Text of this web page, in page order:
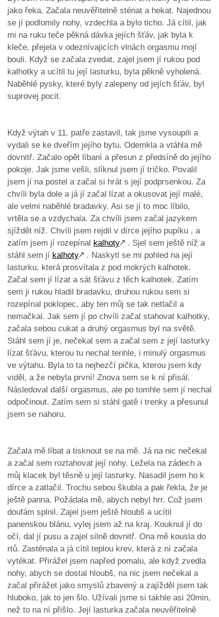
jako řeka. Začala neuvěřitelně sténat a hekat. Najednou
se jí podlomily nohy, vzdechla a bylo ticho. Já cítil, jak
mi na ruku teče pěkná dávka jejích šťáv, jak byla k
kleče, přejela v odeznívajicích vlnách orgasmu mojí
bouli. Když se začala zvedat, zajel jsem jí rukou pod
kalhotky a ucítil tu její lasturku, byla pěkně vyholená.
Naběhlé pysky, které byly zalepeny od jejích šťáv, byl
suprovej pocit.
Když výtah v 11. patře zastavil, tak jsme vysoupili a
vydali se ke dveřím jejího bytu. Odemkla a vtáhla mě
dovnitř. Začalo opět líbaní a přesun z předsíně do jejího
pokoje. Jak jsme vešli, slíknul jsem jí tričko. Povalil
jsem jí na postel a začal si hrát s její podprsenkou. Za
chvíli byla dole a já jí začal lízat a okusovat její malé,
ale velmi naběhlé bradavky. Asi se jí to moc líbilo,
vrtěla se a vzdychala. Za chvíli jsem začal jazykem
sjíždět níž. Chvíli jsem rejdil v dírce jejího pupíku , a
zatím jsem jí rozepínal kalhoty🡕 . Sjel sem ještě níž a
stáhl sem jí kalhoty🡕 . Naskytl se mi pohled na její
lasturku, která prosvítala z pod mokrých kalhotek.
Začal sem jí lízat a sát šťávu z těch kalhotek. Zatím
sem ji rukou hladil bradavku, druhou rukou sem si
rozepínal poklopec, aby ten můj se tak netlačil a
nemačkal. Jak sem jí po chvíli začal stahovat kalhotky,
začala sebou cukat a druhý orgasmus byl na světě.
Stáhl sem jí je, nečekal sem a začal sem z její lasturky
lízat šťávu, kterou tu nechal tenhle, i minulý orgasmus
ve výtahu. Byla to ta nejhezčí pička, kterou jsem kdy
viděl, a že nebyla první! Znova sem se k ní přisál.
Následoval další orgasmus, ale po tomhle sem jí nechal
odpočinout. Zatím sem si stáhl gatě i trenky a přesunul
jsem se nahoru.
Začala mě líbat a tisknout se na mě. Já na nic nečekal
a začal sem roztahovat její nohy. Ležela na zádech a
můj klacek byl těsně u její lasturky. Nasadil jsem ho k
dírce a zatlačil. Trochu sebou škubla a pak řekla, že je
ještě panna. Požádala mě, abych nebyl hrr. Což jsem
doufám splnil. Zajel jsem ještě hloubš a ucítil
panenskou blánu, vylej jsem až na kraj. Kouknul jí do
očí, dal jí pusu a zajel silně dovnitř. Ona mě kousla do
rtů. Zasténala a já cítil teplou krev, která z ní začala
vytékat. Přirážel jsem napřed pomalu, ale když zvedla
nohy, abych se dostal hloubš, na nic jsem nečekal a
začal přirážet jako smyslů zbavený a zajížděl jsem tak
hluboko, jak to jen šlo. Užívali jsme si takhle asi 20min,
než to na ní přišlo. Její lasturka začala neuvěřitelně